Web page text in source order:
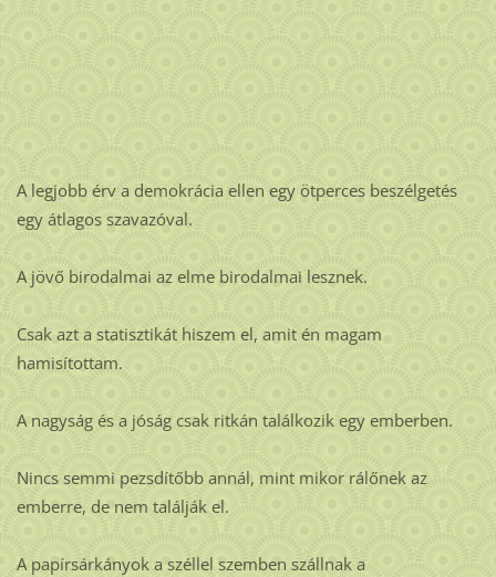
A legjobb érv a demokrácia ellen egy ötperces beszélgetés
egy átlagos szavazóval.
A jövő birodalmai az elme birodalmai lesznek.
Csak azt a statisztikát hiszem el, amit én magam
hamisítottam.
A nagyság és a jóság csak ritkán találkozik egy emberben.
Nincs semmi pezsdítőbb annál, mint mikor rálőnek az
emberre, de nem találják el.
A papírsárkányok a széllel szemben szállnak a